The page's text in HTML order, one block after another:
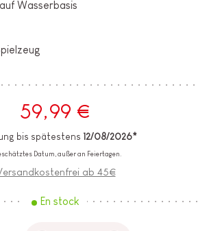
Wasserbasis
59,99 €
bis spätestens 12/08/2026*
Datum, außer an Feiertagen.
ab 45€
En stock